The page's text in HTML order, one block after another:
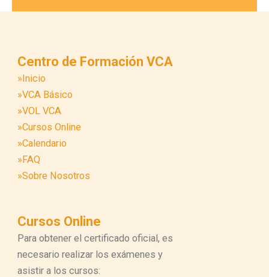
Centro de Formación VCA
»Inicio
»VCA Básico
»VOL VCA
»Cursos Online
»Calendario
»FAQ
»Sobre Nosotros
Cursos Online
Para obtener el certificado oficial, es
necesario realizar los exámenes y
asistir a los cursos: